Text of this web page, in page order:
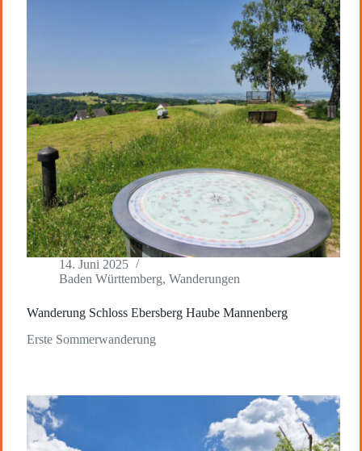
14. Juni 2025
Baden Württemberg, Wanderungen
Wanderung Schloss Ebersberg Haube Mannenberg
Erste Sommerwanderung